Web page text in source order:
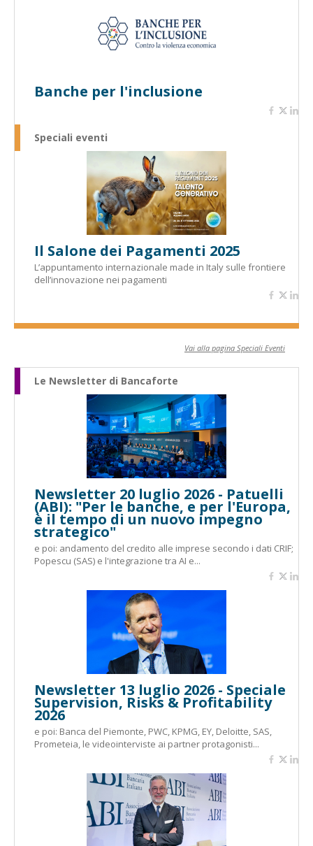
Banche per l'inclusione
Speciali eventi
Il Salone dei Pagamenti 2025
L’appuntamento internazionale made in Italy sulle frontiere
dell’innovazione nei pagamenti
Vai alla pagina Speciali Eventi
Le Newsletter di Bancaforte
Newsletter 20 luglio 2026 - Patuelli
(ABI): "Per le banche, e per l'Europa,
è il tempo di un nuovo impegno
strategico"
e poi: andamento del credito alle imprese secondo i dati CRIF;
Popescu (SAS) e l'integrazione tra AI e...
Newsletter 13 luglio 2026 - Speciale
Supervision, Risks & Profitability
2026
e poi: Banca del Piemonte, PWC, KPMG, EY, Deloitte, SAS,
Prometeia, le videointerviste ai partner protagonisti...